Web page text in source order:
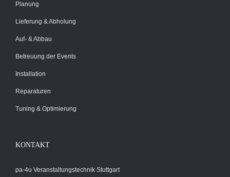
Planung
Lieferung & Abholung
Auf- & Abbau
Betreuung der Events
Installation
Reparaturen
Tuning & Optimierung
KONTAKT
pa-4u Veranstaltungstechnik Stuttgart